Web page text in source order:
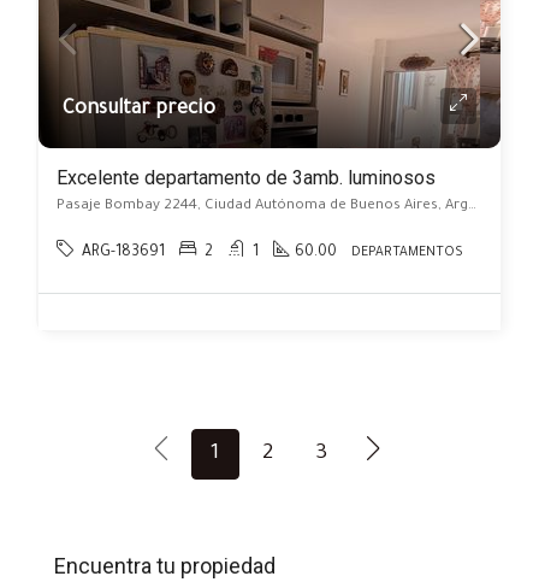
Consultar precio
Excelente departamento de 3amb. luminosos
Pasaje Bombay 2244, Ciudad Autónoma de Buenos Aires, Argentina, Monte Castro, Capital Federal
ARG-183691 2 1 60.00 DEPARTAMENTOS
1 2 3
Encuentra tu propiedad